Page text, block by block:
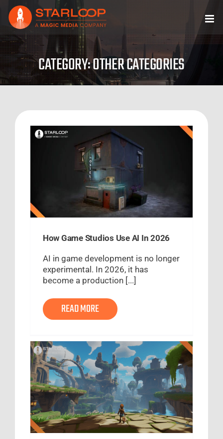
Skip
content
CATEGORY: OTHER CATEGORIES
How Game Studios Use AI In 2026
AI in game development is no longer
experimental. In 2026, it has
become a production [...]
READ MORE